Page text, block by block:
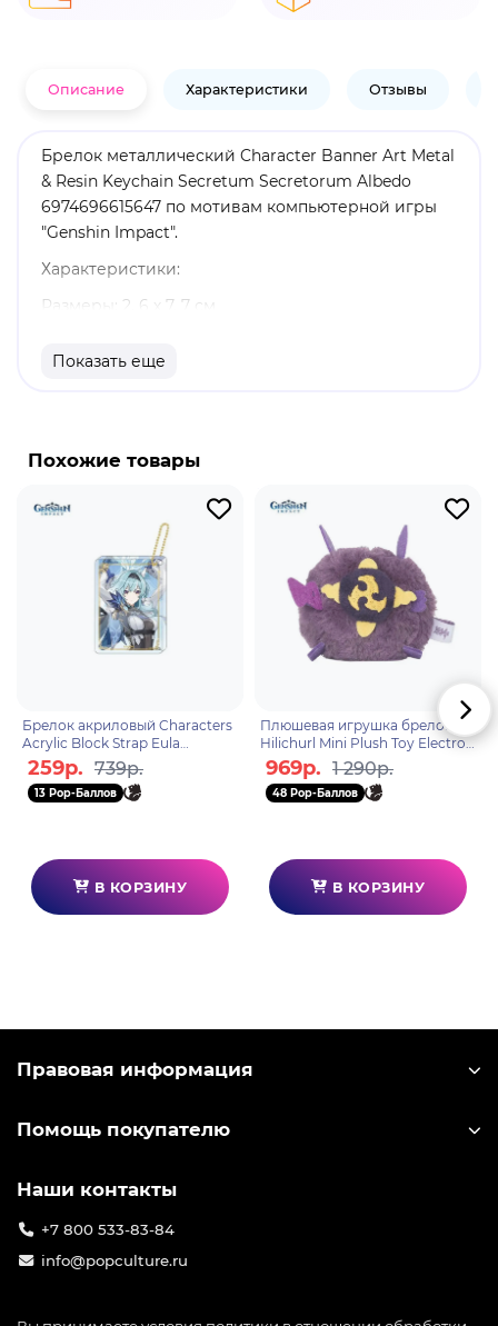
Описание Характеристики Отзывы
Брелок металлический Character Banner Art Metal
& Resin Keychain Secretum Secretorum Albedo
6974696615647 по мотивам компьютерной игры
"Genshin Impact".
Характеристики:
Размеры: 2. 6 х 7. 7 см
Impact". Альбедо - главный алхимик Ордо
Фавониус, а также очень талантливый художник.
Несмотря на свой немного отстраненный вид, он
приятный и веселый персонаж. Благодаря своим
Гео навыкам, является одним из лучших
персонажей поддержки. А благодаря навыкам в
алхимии, может сэкономить вам материалы, при
Показать еще
Похожие товары
Брелок акриловый Characters
Acrylic Block Strap Eula
6974696611403
259р. 739р.
13 Pop-Баллов
В КОРЗИНУ
Плюшевая игрушка брелок
Hilichurl Mini Plush Toy Electro
Hilichurl 6974696618600
969р. 1 290р.
48 Pop-Баллов
В КОРЗИНУ
Правовая информация
Помощь покупателю
Наши контакты
+7 800 533-83-84
info@popculture.ru